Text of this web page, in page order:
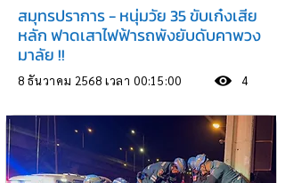
สมุทรปราการ - หนุ่มวัย 35 ขับเก๋งเสีย
หลัก ฟาดเสาไฟฟ้ารถพังยับดับคาพวง
มาลัย !!
8 ธันวาคม 2568 เวลา 00:15:00 4